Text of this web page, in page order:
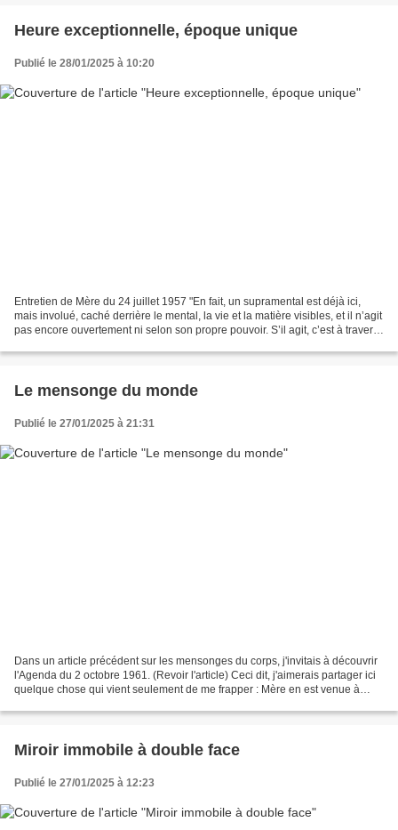
Heure exceptionnelle, époque unique
Publié le 28/01/2025 à 10:20
Entretien de Mère du 24 juillet 1957 "En fait, un supramental est déjà ici,
mais involué, caché derrière le mental, la vie et la matière visibles, et il n’agit
pas encore ouvertement ni selon son propre pouvoir. S’il agit, c’est à travers
Le mensonge du monde
Publié le 27/01/2025 à 21:31
Dans un article précédent sur les mensonges du corps, j'invitais à découvrir
l'Agenda du 2 octobre 1961. (Revoir l'article) Ceci dit, j'aimerais partager ici
quelque chose qui vient seulement de me frapper : Mère en est venue à
Miroir immobile à double face
Publié le 27/01/2025 à 12:23